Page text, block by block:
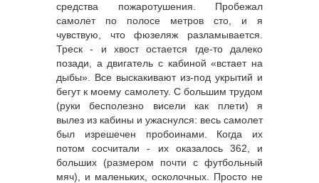
средства пожаротушения. Пробежал
самолет по полосе метров сто, и я
чувствую, что фюзеляж разламывается.
Треск - и хвост остается где-то далеко
позади, а двигатель с кабиной «встает на
дыбы». Все выскакивают из-под укрытий и
бегут к моему самолету. С большим трудом
(руки бесполезно висели как плети) я
вылез из кабины и ужаснулся: весь самолет
был изрешечен пробоинами. Когда их
потом сосчитали - их оказалось 362, и
больших (размером почти с футбольный
мяч), и маленьких, осколочных. Просто не